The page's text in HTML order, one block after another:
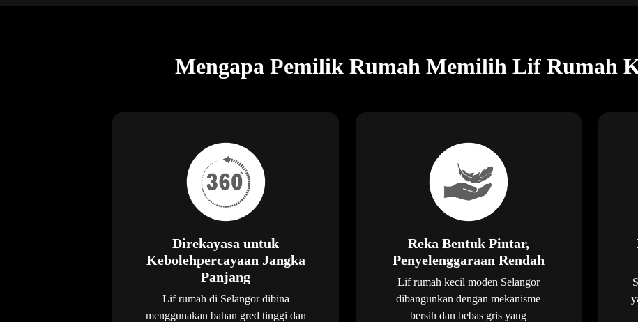
Mengapa Pemilik Rumah Memilih Lif Rumah
Direkayasa untuk
Kebolehpercayaan Jangka
Panjang
Lif rumah di Selangor dibina
menggunakan bahan gred tinggi dan
Reka Bentuk Pintar,
Penyelenggaraan Rendah
Lif rumah kecil moden Selangor
dibangunkan dengan mekanisme
bersih dan bebas gris yang